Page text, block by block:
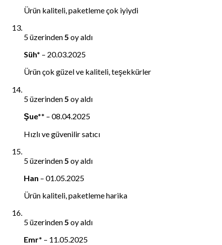
Ürün kaliteli, paketleme çok iyiydi
5 üzerinden5 oy aldı
Süh* – 20.03.2025
Ürün çok güzel ve kaliteli, teşekkürler
5 üzerinden5 oy aldı
Şue** – 08.04.2025
Hızlı ve güvenilir satıcı
5 üzerinden5 oy aldı
Han – 01.05.2025
Ürün kaliteli, paketleme harika
5 üzerinden5 oy aldı
Emr* – 11.05.2025